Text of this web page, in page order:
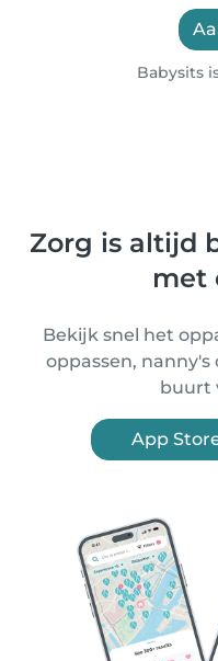
Babysits
Zorg is altijd
met
Bekijk snel het
oppassen,
buurt
App